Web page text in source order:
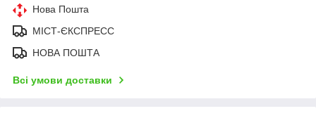
Нова Пошта
МІСТ-ЄКСПРЕСС
НОВА ПОШТА
Всі умови доставки